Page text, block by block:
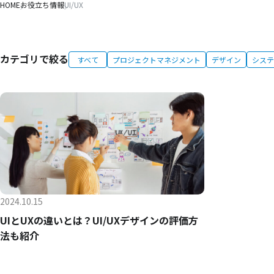
HOMEお役立ち情報UI/UX
カテゴリで絞る すべて プロジェクトマネジメント デザイン シス
UIとUXの違いとは？UI/UXデザインの評価方
法も紹介
2024.10.15